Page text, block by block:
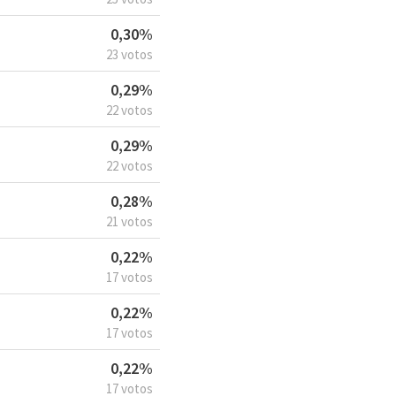
0,30%
23 votos
0,29%
22 votos
0,29%
22 votos
0,28%
21 votos
0,22%
17 votos
0,22%
17 votos
0,22%
17 votos